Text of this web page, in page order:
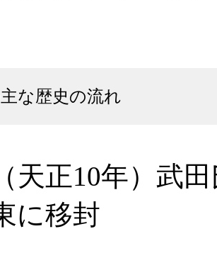
な歴史の流れ
天正10年）武
に移封